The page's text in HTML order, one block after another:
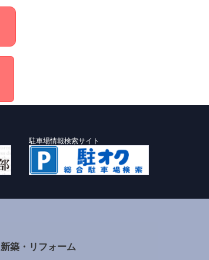
駐車場情報検索サイト
新築・リフォーム